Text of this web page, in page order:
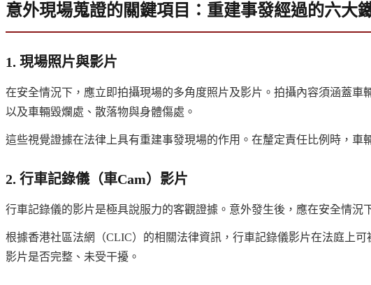
意外現場蒐證的關鍵項目：重建事發經過的六大
1. 現場照片與影片
在安全情況下，應立即拍攝現場的多角度照片及影片。拍攝內容須涵蓋
以及車輛毀爛處、散落物與身體傷處。
這些視覺證據在法律上具有重建事發現場的作用。在釐定責任比例時，
2. 行車記錄儀（車Cam）影片
行車記錄儀的影片是極具說服力的客觀證據。意外發生後，應在安全情
根據香港社區法網（CLIC）的相關法律資訊，行車記錄儀影片在法庭上
影片是否完整、未受干擾。